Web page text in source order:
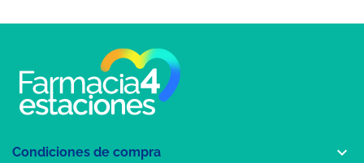
Condiciones de compra 